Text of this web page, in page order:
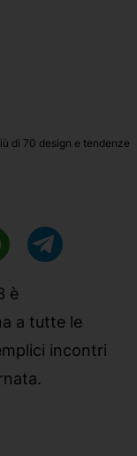
di 70 design e tendenze
è
a tutte le
incontri